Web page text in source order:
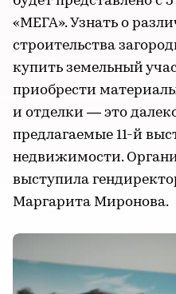
«МЕГА». Узнать о
строительства
купить земельный
приобрести
и отделки — это
предлагаемые 11-й
недвижимости.
выступила
Маргарита Миронова.